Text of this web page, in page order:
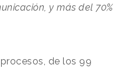
y más del 70%
de los 99